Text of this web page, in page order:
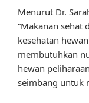
Menurut Dr.
“Makanan sehat
kesehatan
membutuhkan
hewan
seimbang untuk